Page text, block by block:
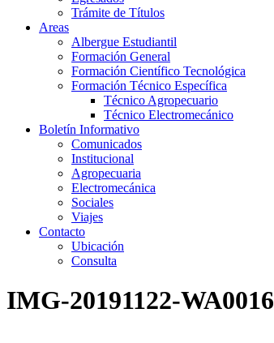
Trámite de Títulos
Areas
Albergue Estudiantil
Formación General
Formación Científico Tecnológica
Formación Técnico Específica
Técnico Agropecuario
Técnico Electromecánico
Boletín Informativo
Comunicados
Institucional
Agropecuaria
Electromecánica
Sociales
Viajes
Contacto
Ubicación
Consulta
IMG-20191122-WA0016